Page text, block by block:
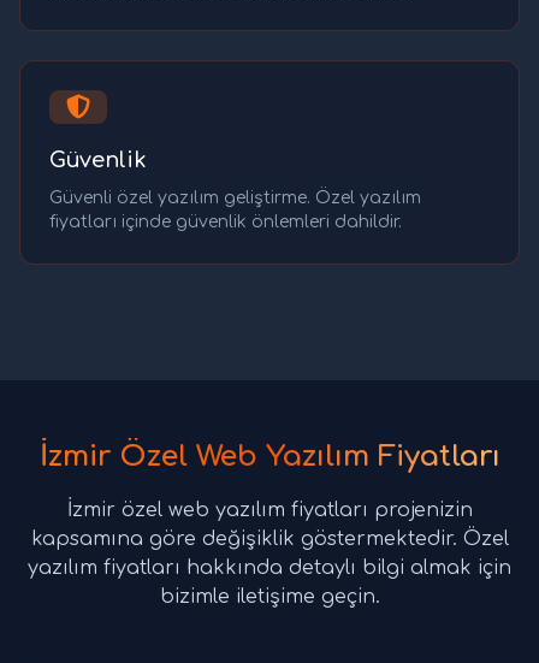
Güvenlik
Güvenli özel yazılım geliştirme. Özel yazılım
fiyatları içinde güvenlik önlemleri dahildir.
İzmir Özel Web Yazılım Fiyatları
İzmir özel web yazılım fiyatları projenizin
kapsamına göre değişiklik göstermektedir. Özel
yazılım fiyatları hakkında detaylı bilgi almak için
bizimle iletişime geçin.